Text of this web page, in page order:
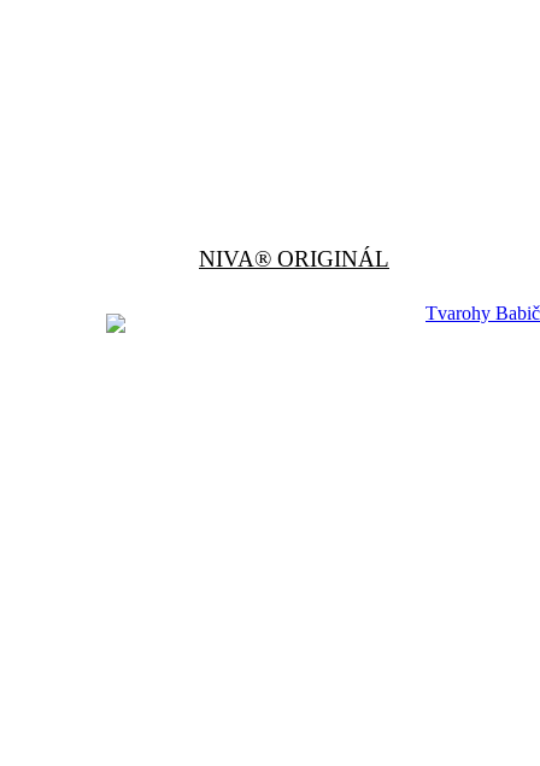
NIVA® ORIGINÁL